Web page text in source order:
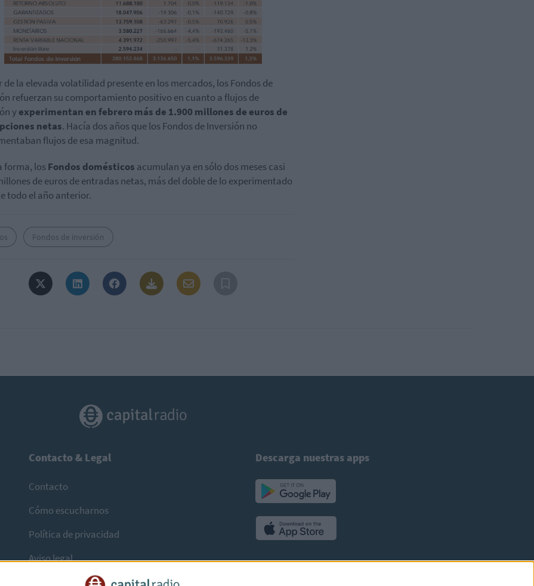
de la elevada volatilidad presente en los mercados, los Fondos de
refuerzan su comportamiento positivo en cuanto a flujos de
yexperimentan en febrero más de 1.900 millones de euros de
netas. Hacía dos años que los Fondos de Inversión no
flujos de esa magnitud.
forma, losFondos domésticos acumulan ya en sólo dos meses casi
de euros de entradas netas, más del doble de lo experimentado
todo el año anterior.
Fondos de inversión
Contacto & Legal
Contacto
Cómo escucharnos
Política de privacidad
Aviso legal
Descarga nuestras apps